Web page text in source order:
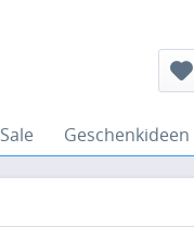
Sale Geschenkideen